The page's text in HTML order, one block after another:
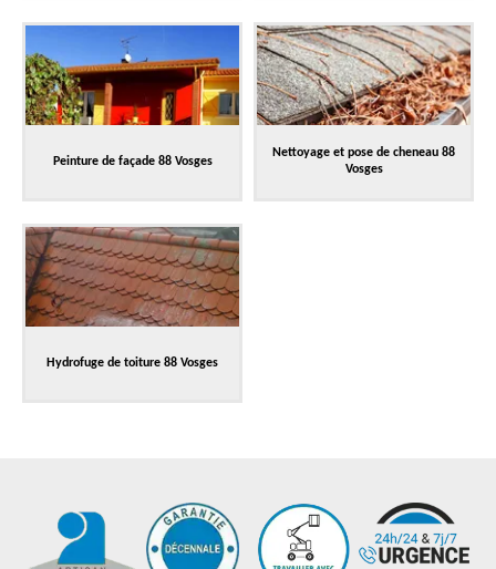
Peinture de façade 88 Vosges
Nettoyage et pose de cheneau 88
Vosges
Hydrofuge de toiture 88 Vosges